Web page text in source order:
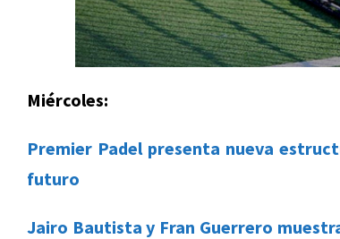
Miércoles:
Premier Padel presenta nueva
futuro
Jairo Bautista y Fran Guerrero